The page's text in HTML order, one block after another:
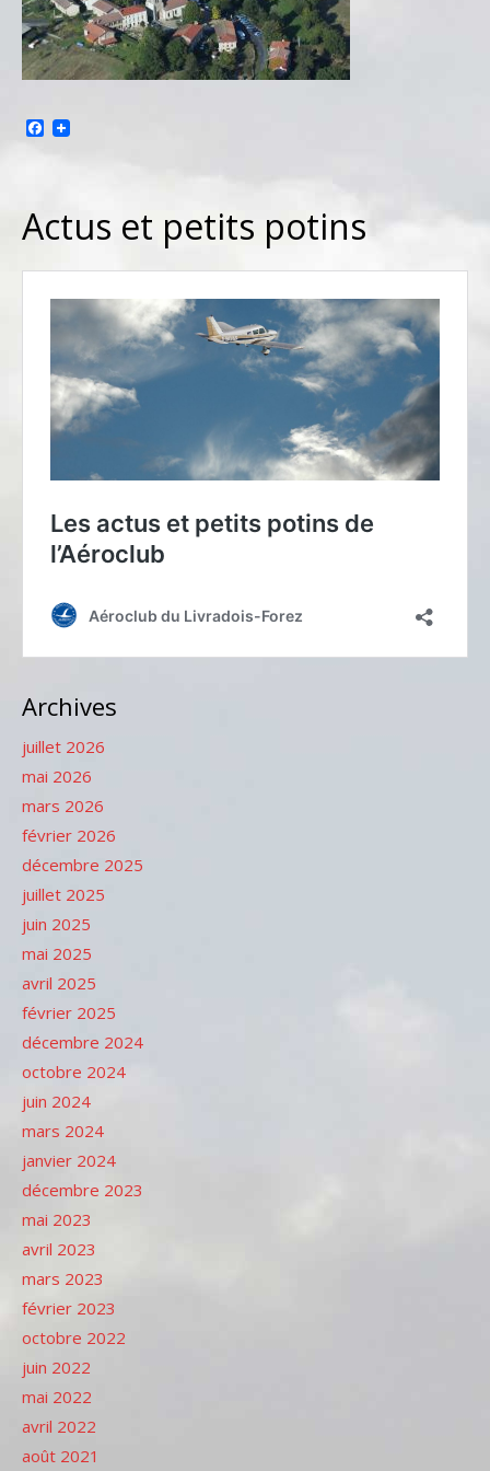
Facebook
Actus et petits potins
Archives
juillet 2026
mai 2026
mars 2026
février 2026
décembre 2025
juillet 2025
juin 2025
mai 2025
avril 2025
février 2025
décembre 2024
octobre 2024
juin 2024
mars 2024
janvier 2024
décembre 2023
mai 2023
avril 2023
mars 2023
février 2023
octobre 2022
juin 2022
mai 2022
avril 2022
août 2021